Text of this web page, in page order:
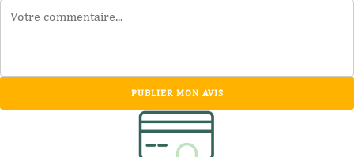
PUBLIER MON AVIS